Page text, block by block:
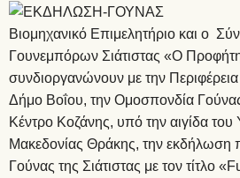
Βιομηχανικό Επιμελητήριο και ο
Γουνεμπόρων Σιάτιστας «Ο
συνδιοργανώνουν με την
Δήμο Βοΐου, την Ομοσπονδία
Κέντρο Κοζάνης, υπό την αιγίδα
Μακεδονίας Θράκης, την εκδήλωση
Γούνας της Σιάτιστας με τον τίτλο